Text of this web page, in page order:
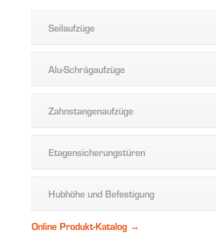
Seilaufzüge
Alu-Schrägaufzüge
Zahnstangenaufzüge
Etagensicherungstüren
Hubhöhe und Befestigung
Online Produkt-Katalog →